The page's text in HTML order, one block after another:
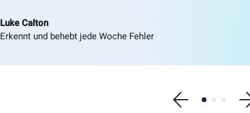
Luke Calton
Erkennt und behebt jede Woche Fehler
Show
ShowShow
Show next testimonial